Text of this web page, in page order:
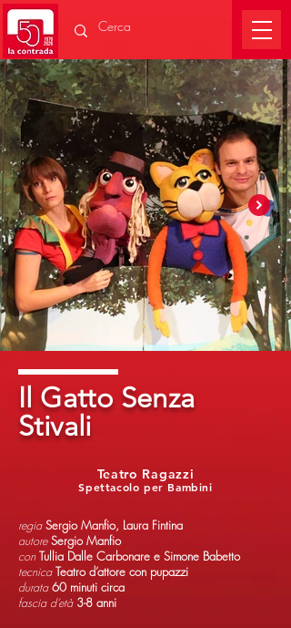
Il Gatto Senza
Stivali
Spettacolo per Bambini
Teatro Ragazzi
regiaSergio Manfio, Laura Fintina
autoreSergio Manfio
conTullia Dalle Carbonare e Simone Babetto
tecnicaTeatro d’attore con pupazzi
durata 60 minuti circa
fascia d’età 3-8 anni